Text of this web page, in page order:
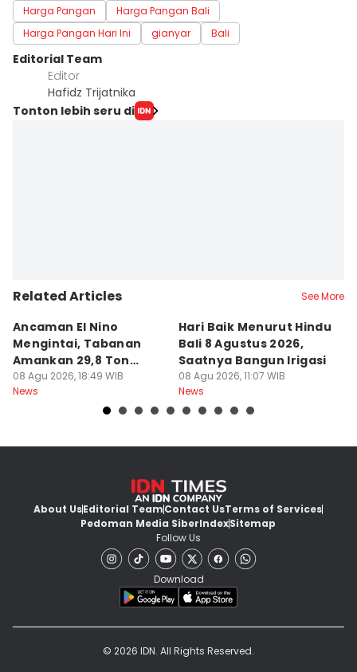
Harga Pangan
Harga Pangan Bali
Harga Pangan Hari Ini
gianyar Bali
Editorial Team
Editor
Hafidz Trijatnika
Tonton lebih seru di
Related Articles See More
Ancaman El Nino
Mengintai, Tabanan
Amankan 29,8 Ton
Beras
08 Agu 2026, 18:49 WIB
News
Hari Baik Menurut Hindu
Bali 8 Agustus 2026,
Saatnya Bangun Irigasi
08 Agu 2026, 11:07 WIB
News
About UsEditorial TeamContact UsTerms of Services
Pedoman Media SiberIndexSitemap
Follow Us
Download
© 2026 IDN. All Rights Reserved.